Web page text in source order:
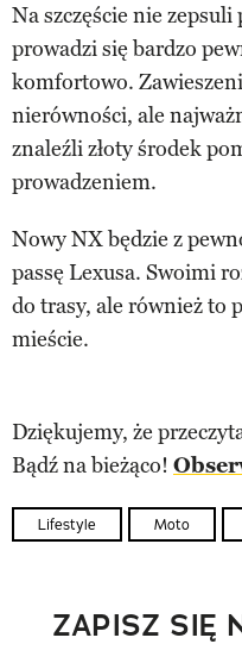
Na szczęście nie
prowadzi się bardzo
komfortowo.
nierówności, ale
znaleźli złoty środek
prowadzeniem.
Nowy NX będzie z
passę Lexusa. Swoimi
do trasy, ale również to
mieście.
Dziękujemy, że
Bądź na bieżąco!
Lifestyle Moto
ZAPISZ SIĘ